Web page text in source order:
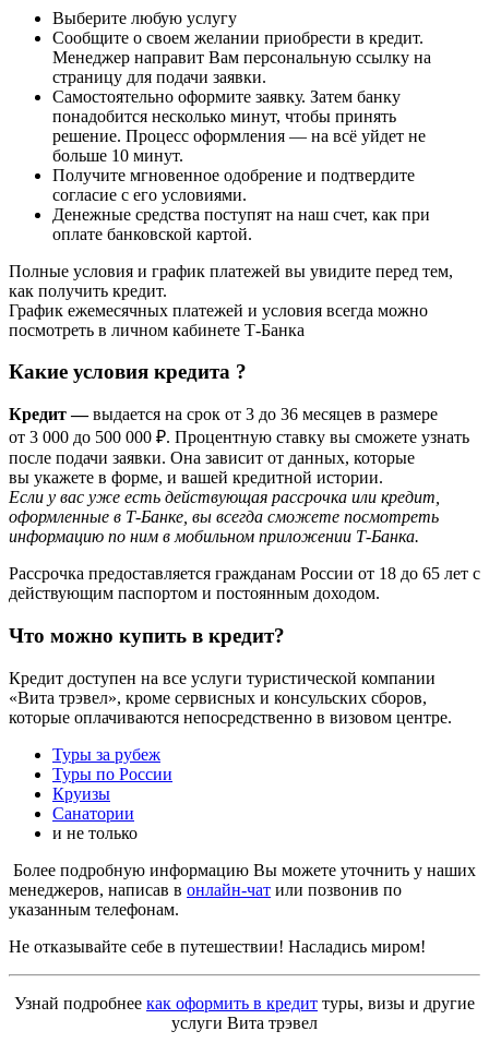
Выберите любую услугу
Сообщите о своем желании приобрести в кредит.
Менеджер направит Вам персональную ссылку на
страницу для подачи заявки.
Самостоятельно оформите заявку. Затем банку
понадобится несколько минут, чтобы принять
решение. Процесс оформления — на всё уйдет не
больше 10 минут.
Получите мгновенное одобрение и подтвердите
согласие с его условиями.
Денежные средства поступят на наш счет, как при
оплате банковской картой.
Полные условия и график платежей вы увидите перед тем,
как получить кредит.
График ежемесячных платежей и условия всегда можно
посмотреть в личном кабинете Т-Банка
Какие условия кредита ?
Кредит —выдается на срок от 3 до 36 месяцев в размере
от 3 000 до 500 000 ₽. Процентную ставку вы сможете узнать
после подачи заявки. Она зависит от данных, которые
вы укажете в форме, и вашей кредитной истории.
Если у вас уже есть действующая рассрочка или кредит,
оформленные в Т‑Банке, вы всегда сможете посмотреть
информацию по ним в мобильном приложении Т‑Банка.
Рассрочка предоставляется гражданам России от 18 до 65 лет с
действующим паспортом и постоянным доходом.
Что можно купить в кредит?
Кредит доступен на все услуги туристической компании
«Вита трэвел», кроме сервисных и консульских сборов,
которые оплачиваются непосредственно в визовом центре.
Туры за рубеж
Туры по России
Круизы
Санатории
и не только
Более подробную информацию Вы можете уточнить у наших
менеджеров, написав в онлайн-чат или позвонив по
указанным телефонам.
Не отказывайте себе в путешествии! Насладись миром!
Узнай подробнее как оформить в кредит туры, визы и другие
услуги Вита трэвел